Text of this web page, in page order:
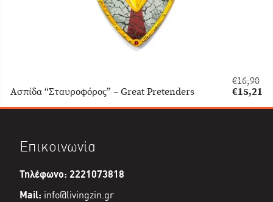
Ασπίδα “Σταυροφόρος” – Great Pretenders
€16,90
Original
was:
€15,21
τρέχουσα
Επικοινωνία
Τηλέφωνο: 2221073818
Mail: info@livingzin.gr